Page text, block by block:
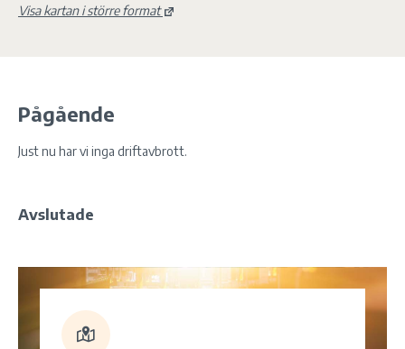
Visa kartan i större format
Pågående
Just nu har vi inga driftavbrott.
Avslutade